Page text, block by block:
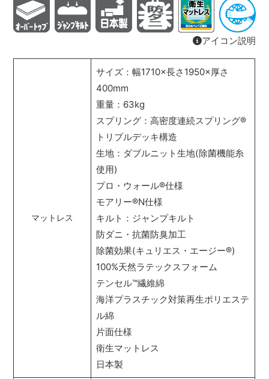
アイコン説明
マットレス
サイズ：幅1710×長さ1950×厚さ
400mm
重量：63kg
スプリング：高密度連続スプリング®
トリプルデッキ構造
生地：ダブルニット生地(除菌機能糸
使用)
プロ・ウォール®仕様
モアリー®N仕様
キルト：ジャンプキルト
防ダニ・抗菌防臭加工
除菌効果(キュリエス・エージー®)
100%天然ラテックスフォーム
テンセル™繊維綿
海洋プラスチック対策再生ポリエステ
ル綿
片面仕様
衛生マットレス
日本製